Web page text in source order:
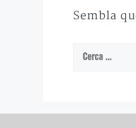
Sembla
Cerca: